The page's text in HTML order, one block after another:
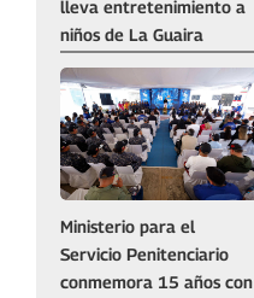
lleva entretenimiento a
niños de La Guaira
Ministerio para el
Servicio Penitenciario
conmemora 15 años con